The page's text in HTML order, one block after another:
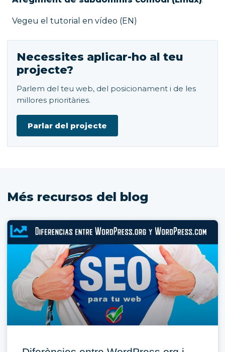
Vegeu el tutorial en vídeo (EN)
Necessites aplicar-ho al teu
projecte?
Parlem del teu web, del posicionament i de les
millores prioritàries.
Parlar del projecte
Més recursos del blog